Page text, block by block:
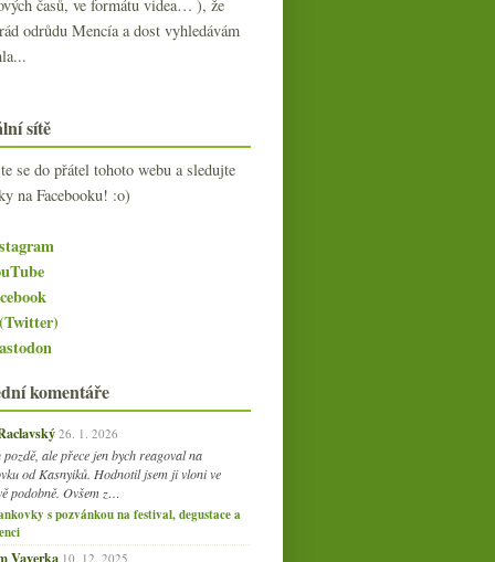
časů, ve formátu videa… ), že
odrůdu Mencía a dost vyhledávám
sítě
se do přátel tohoto webu a sledujte
na Facebooku! :o)
komentáře
26. 1. 2026
ale přece jen bych reagoval na
od Kasnyiků. Hodnotil jsem ji vloni ve
podobně. Ovšem z…
s pozvánkou na festival, degustace a
Vaverka 10. 12. 2025